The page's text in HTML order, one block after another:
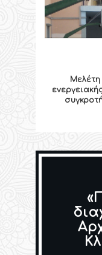
Μελέτη